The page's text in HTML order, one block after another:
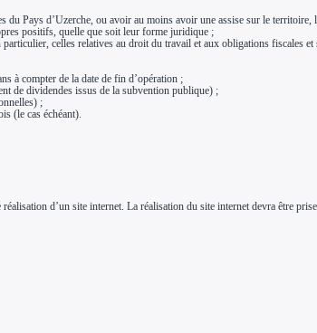
Pays d’Uzerche, ou avoir au moins avoir une assise sur le
positifs, quelle que soit leur forme juridique ;
celles relatives au droit du travail et aux obligations fiscales et
à compter de la date de fin d’opération ;
de dividendes issus de la subvention publique) ;
;
(le cas échéant).
d’un site internet. La réalisation du site internet devra être